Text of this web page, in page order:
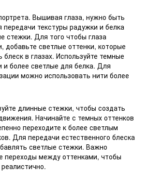
Вышивая глаза, нужно быть
текстуры радужки и белка
стежки. Для того чтобы глаза
добавьте светлые оттенки, которые
блеск в глазах. Используйте темные
и более светлые для белка. Для
можно использовать нити более
длинные стежки, чтобы создать
Начинайте с темных оттенков
переходите к более светлым
Для передачи естественного блеска
светлые стежки. Важно
переходы между оттенками, чтобы